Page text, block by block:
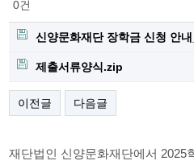
0건
신양문화재단 장학금 신청 안
제출서류양식.zip
이전글 다음글
재단법인 신양문화재단에서 2025